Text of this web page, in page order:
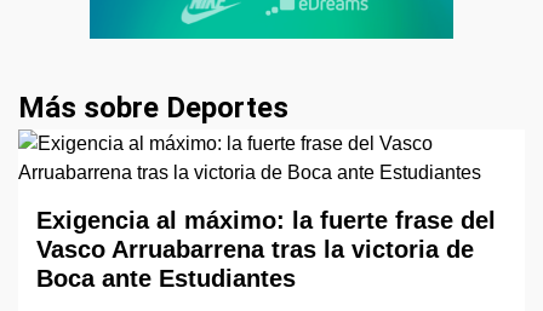
Más sobre Deportes
Exigencia al máximo: la fuerte frase del
Vasco Arruabarrena tras la victoria de
Boca ante Estudiantes